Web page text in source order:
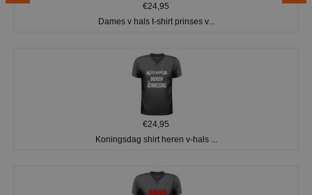
€24,95
Dames v hals t-shirt prinses v...
€24,95
Koningsdag shirt heren v-hals ...